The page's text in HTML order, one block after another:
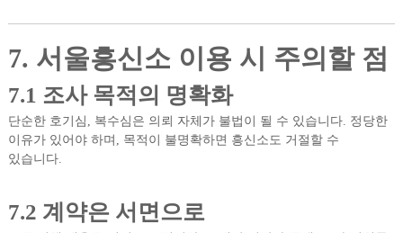
7. 서울흥신소 이용 시 주의할 점
7.1 조사 목적의 명확화
단순한 호기심, 복수심은 의뢰 자체가 불법이 될 수 있습니다. 정당한
이유가 있어야 하며, 목적이 불명확하면 흥신소도 거절할 수
있습니다.
7.2 계약은 서면으로